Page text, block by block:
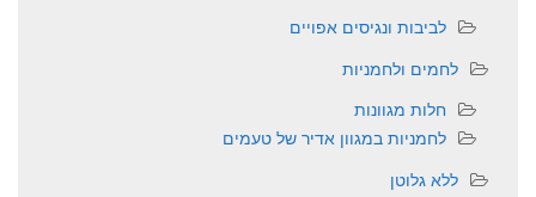
לביבות ונגיסים אפויים
לחמים ולחמניות
חלות מגוונות
לחמניות במגוון אדיר של טעמים
ללא גלוטן